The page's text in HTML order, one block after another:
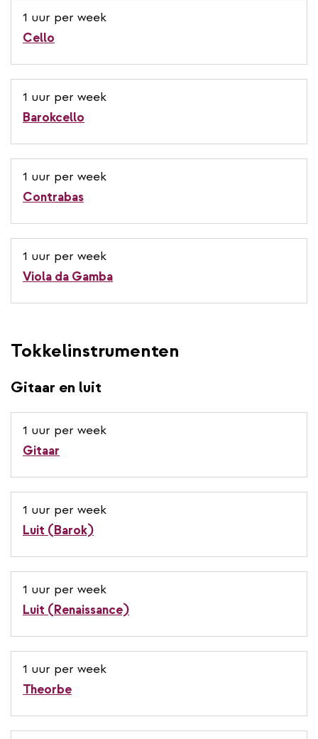
1 uur per week
Cello
1 uur per week
Barokcello
1 uur per week
Contrabas
1 uur per week
Viola da Gamba
Tokkelinstrumenten
Gitaar en luit
1 uur per week
Gitaar
1 uur per week
Luit (Barok)
1 uur per week
Luit (Renaissance)
1 uur per week
Theorbe